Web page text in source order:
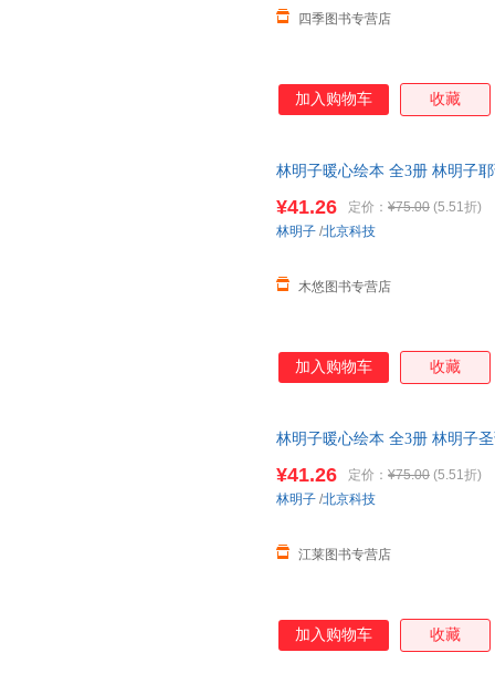
四季图书专营店
加入购物车 收藏
林明子暖心绘本 全3册 林明子
¥41.26 定价： ¥75.00 (5.51折)
木悠图书专营店
林明子 /北京科技
加入购物车 收藏
林明子暖心绘本 全3册 林明子
线客服有优惠
¥41.26 定价： ¥75.00 (5.51折)
江莱图书专营店
林明子 /北京科技
加入购物车 收藏